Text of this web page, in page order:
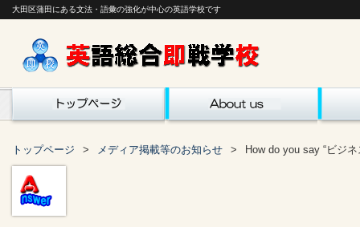
大田区蒲田にある文法・語彙の強化が中心の英語学校です
トップページ メディア掲載等のお知らせ How do you say “ビジ